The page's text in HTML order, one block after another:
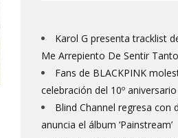
Karol G presenta tracklist
Me Arrepiento De Sentir
Fans de BLACKPINK
celebración del 10º aniversario
Blind Channel regresa con
anuncia el álbum ‘Painstream’